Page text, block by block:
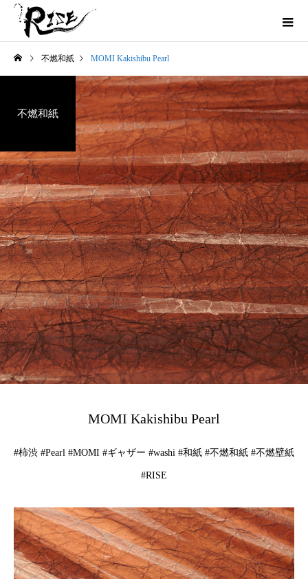
不燃和紙 MOMI Kakishibu Pearl
不燃和紙
MOMI Kakishibu Pearl
#柿渋 #Pearl #MOMI #ギャザー #washi #和紙 #不燃和紙 #不燃壁紙
#RISE